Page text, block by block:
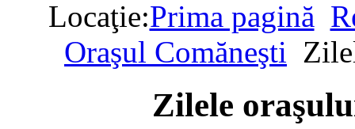
Locaţie:Prima pagină
Oraşul Comăneşti
Zilele